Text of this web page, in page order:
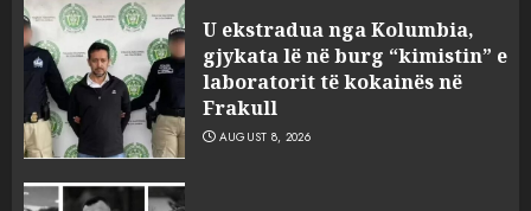
U ekstradua nga Kolumbia,
gjykata lë në burg “kimistin” e
laboratorit të kokainës në
Frakull
AUGUST 8, 2026